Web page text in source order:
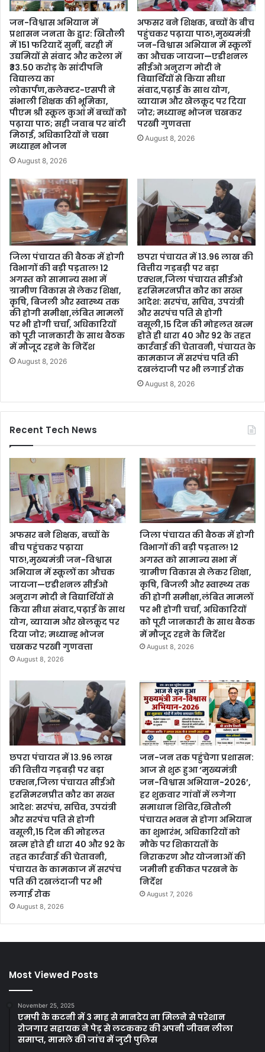
जन-विश्वास अभियान में
प्रशासन जनता के द्वार: खितौली
में 151 फरियादें सुनीं, बरही में
उद्यमियों से संवाद और करेला में
₹33.50 करोड़ के सांदीपनि
विद्यालय का
लोकार्पण,कलेक्टर-एसपी ने
संभाली शिक्षक की भूमिका,
पीएम श्री स्कूल कुआं में बच्चों को
पढ़ाया पाठ; सही जवाब पर बांटी
मिठाई, अधिकारियों ने चखा
मध्याह्न भोजन
August 8, 2026
अफसर बने शिक्षक, बच्चों के बीच
पहुंचकर पढ़ाया पाठ!,मुख्यमंत्री
जन-विश्वास अभियान में स्कूलों
का औचक जायजा—एडीशनल
सीईओ अनुराग मोदी ने
विद्यार्थियों से किया सीधा
संवाद,पढ़ाई के साथ योग,
व्यायाम और खेलकूद पर दिया
जोर; मध्यान्ह भोजन चखकर
परखी गुणवत्ता
August 8, 2026
जिला पंचायत की बैठक में होगी
विभागों की बड़ी पड़ताल! 12
अगस्त को सामान्य सभा में
ग्रामीण विकास से लेकर शिक्षा,
कृषि, बिजली और स्वास्थ्य तक
की होगी समीक्षा,लंबित मामलों
पर भी होगी चर्चा, अधिकारियों
को पूरी जानकारी के साथ बैठक
में मौजूद रहने के निर्देश
August 8, 2026
छपरा पंचायत में 13.96 लाख की
वित्तीय गड़बड़ी पर बड़ा
एक्शन,जिला पंचायत सीईओ
हरसिमरनप्रीत कौर का सख्त
आदेश: सरपंच, सचिव, उपयंत्री
और सरपंच पति से होगी
वसूली,15 दिन की मोहलत खत्म
होते ही धारा 40 और 92 के तहत
कार्रवाई की चेतावनी, पंचायत के
कामकाज में सरपंच पति की
दखलंदाजी पर भी लगाई रोक
August 8, 2026
Recent Tech News
अफसर बने शिक्षक, बच्चों के
बीच पहुंचकर पढ़ाया
पाठ!,मुख्यमंत्री जन-विश्वास
अभियान में स्कूलों का औचक
जायजा—एडीशनल सीईओ
अनुराग मोदी ने विद्यार्थियों से
किया सीधा संवाद,पढ़ाई के साथ
योग, व्यायाम और खेलकूद पर
दिया जोर; मध्यान्ह भोजन
चखकर परखी गुणवत्ता
August 8, 2026
जिला पंचायत की बैठक में होगी
विभागों की बड़ी पड़ताल! 12
अगस्त को सामान्य सभा में
ग्रामीण विकास से लेकर शिक्षा,
कृषि, बिजली और स्वास्थ्य तक
की होगी समीक्षा,लंबित मामलों
पर भी होगी चर्चा, अधिकारियों
को पूरी जानकारी के साथ बैठक
में मौजूद रहने के निर्देश
August 8, 2026
छपरा पंचायत में 13.96 लाख
की वित्तीय गड़बड़ी पर बड़ा
एक्शन,जिला पंचायत सीईओ
हरसिमरनप्रीत कौर का सख्त
आदेश: सरपंच, सचिव, उपयंत्री
और सरपंच पति से होगी
वसूली,15 दिन की मोहलत
खत्म होते ही धारा 40 और 92 के
तहत कार्रवाई की चेतावनी,
पंचायत के कामकाज में सरपंच
पति की दखलंदाजी पर भी
लगाई रोक
August 8, 2026
जन-जन तक पहुंचेगा प्रशासन:
आज से शुरू हुआ ‘मुख्यमंत्री
जन-विश्वास अभियान-2026’,
हर शुक्रवार गांवों में लगेगा
समाधान शिविर,खितौली
पंचायत भवन से होगा अभियान
का शुभारंभ, अधिकारियों को
मौके पर शिकायतों के
निराकरण और योजनाओं की
जमीनी हकीकत परखने के
निर्देश
August 7, 2026
Most Viewed Posts
November 25, 2025
एमपी के कटनी में 3 माह से मानदेय ना मिलने से परेशान
रोजगार सहायक ने पेड़ से लटककर की अपनी जीवन लीला
समाप्त, मामले की जांच में जुटी पुलिस